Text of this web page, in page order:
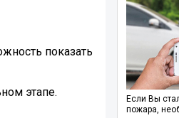
показать
этапе.
Если Вы
пожара,